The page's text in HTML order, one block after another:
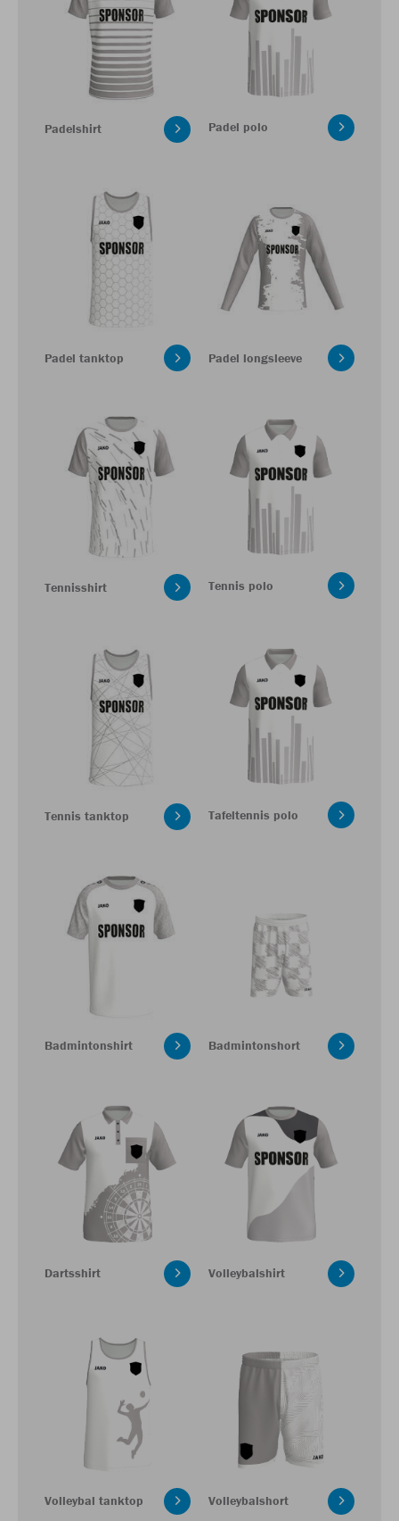
Padelshirt Padel polo
Padel tanktop Padel longsleeve
Tennisshirt Tennis polo
Tennis tanktop Tafeltennis polo
Badmintonshirt Badmintonshort
Dartsshirt Volleybalshirt
Volleybal tanktop Volleybalshort